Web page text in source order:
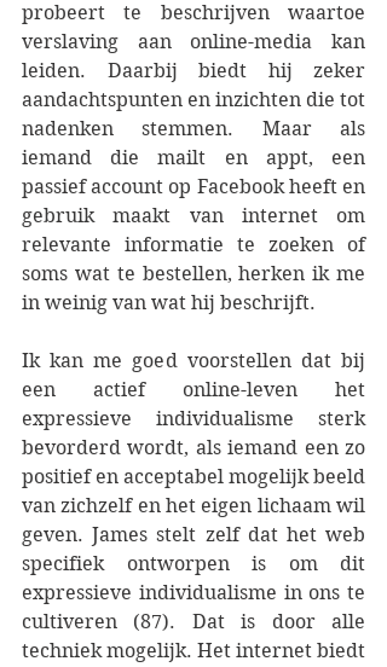
probeert te beschrijven waartoe
verslaving aan online-media kan
leiden. Daarbij biedt hij zeker
aandachtspunten en inzichten die tot
nadenken stemmen. Maar als
iemand die mailt en appt, een
passief account op Facebook heeft en
gebruik maakt van internet om
relevante informatie te zoeken of
soms wat te bestellen, herken ik me
in weinig van wat hij beschrijft.
Ik kan me goed voorstellen dat bij
een actief online-leven het
expressieve individualisme sterk
bevorderd wordt, als iemand een zo
positief en acceptabel mogelijk beeld
van zichzelf en het eigen lichaam wil
geven. James stelt zelf dat het web
specifiek ontworpen is om dit
expressieve individualisme in ons te
cultiveren (87). Dat is door alle
techniek mogelijk. Het internet biedt